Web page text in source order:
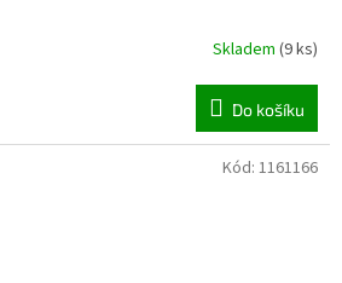
Skladem (9 ks)
Do košíku
Kód: 1161166